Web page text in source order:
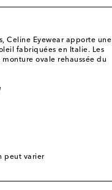
Celine Eyewear apporte une
fabriquées en Italie. Les
ovale rehaussée du
peut varier